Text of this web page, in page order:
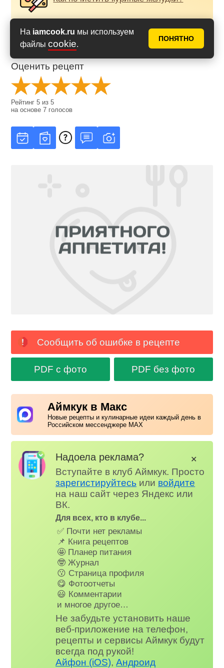
На iamcook.ru мы используем
файлы cookie.
ПОНЯТНО
Оценить рецепт
Рейтинг5 из5
на основе7 голосов
Сообщить об ошибке в рецепте
PDF с фото PDF без фото
Аймкук в Макс
Новые рецепты и кулинарные идеи каждый день в
Российском мессенджере MAX
Надоела реклама?
Вступайте в клуб Аймкук. Просто
зарегистируйтесь или войдите
на наш сайт через Яндекс или
ВК.
Для всех, кто в клубе...
✅ Почти нет рекламы
📌 Книга рецептов
🤩 Планер питания
🤓 Журнал
😗 Страница профиля
😋 Фотоотчеты
😃 Комментарии
и многое другое…
Не забудьте установить наше
веб-приложение на телефон,
рецепты и сервисы Аймкук будут
всегда под рукой!
Айфон (iOS),Андроид
✕